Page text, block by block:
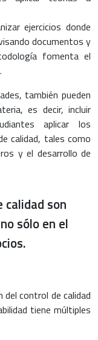
ejercicios donde
documentos y
fomenta el
también pueden
es decir, incluir
aplicar los
calidad, tales como
y el desarrollo de
son
sólo en el
control de calidad
tiene múltiples